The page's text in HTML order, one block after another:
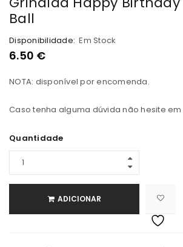
Ball
Disponibilidade: Em Stock
6.50 €
NOTA: disponível por encomenda.
Caso tenha alguma dúvida não hesite
Quantidade
ADICIONAR